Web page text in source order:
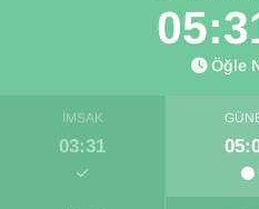
Öğle
İMSAK
03:31